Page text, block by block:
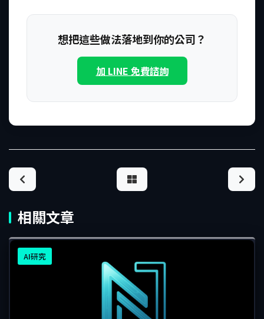
想把這些做法落地到你的公司？
加 LINE 免費諮詢
相關文章
AI研究